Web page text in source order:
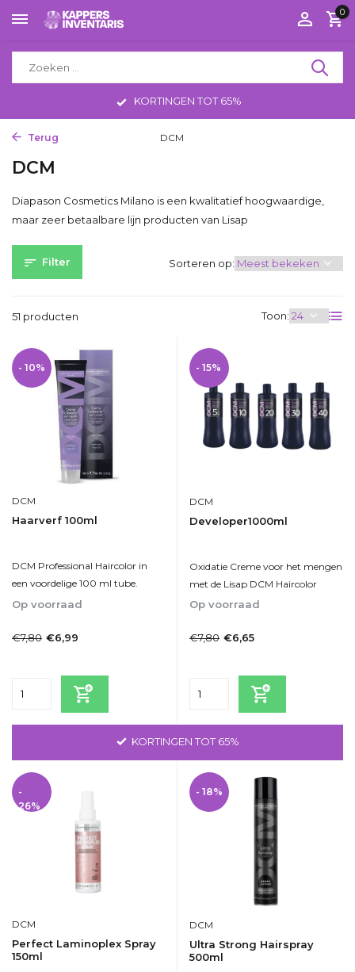
0
KORTINGEN TOT 65%
Terug DCM
DCM
Diapason Cosmetics Milano is een kwalitatief hoogwaardige,
maar zeer betaalbare lijn producten van Lisap
Filter
51 producten Toon:
Sorteren op:
- 10%
DCM
Haarverf 100ml
DCM Professional Haircolor in
een voordelige 100 ml tube.
Op voorraad
€7,80 €6,99
- 15%
DCM
Developer1000ml
Oxidatie Creme voor het mengen
met de Lisap DCM Haircolor
Op voorraad
€7,80 €6,65
GRATIS VERZENDING VANAF 75 EURO
-
26%
DCM
Perfect Laminoplex Spray
150ml
- 18%
DCM
Ultra Strong Hairspray
500ml